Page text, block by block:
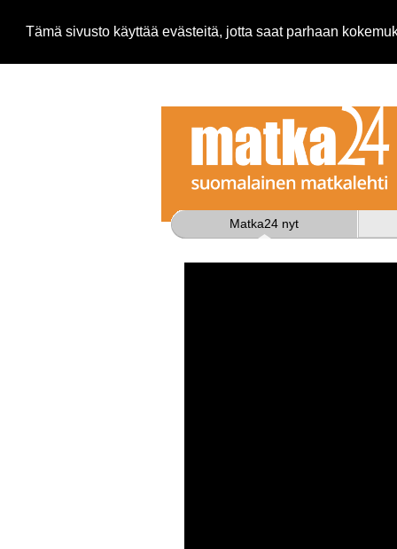
Tämä sivusto käyttää evästeitä, jotta saat parhaan
Matka24 nyt